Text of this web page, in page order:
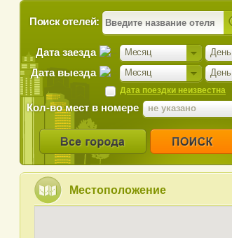
Поиск отелей:
Месяц День
Дата заезда
Месяц День
Дата выезда
Дата поездки неизвестна
Кол-во мест в номере не указано
Местоположение